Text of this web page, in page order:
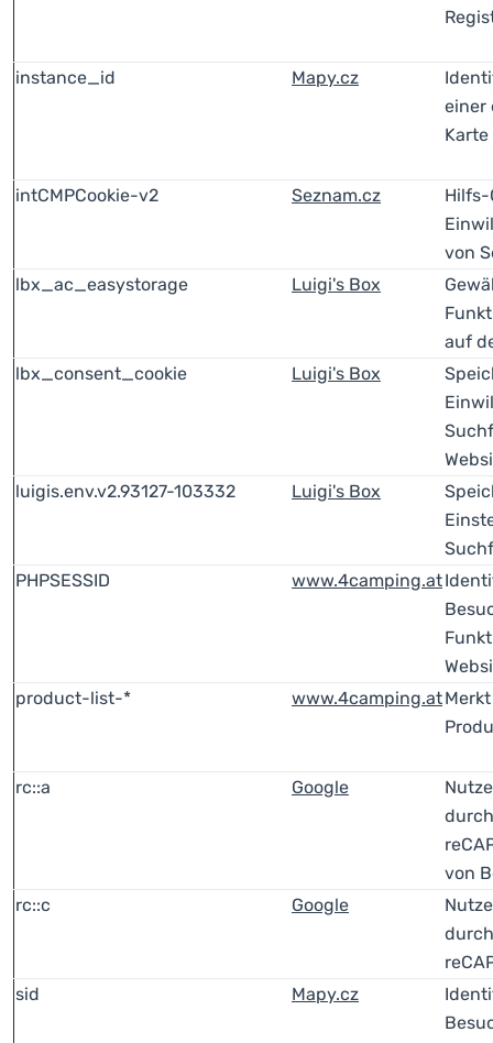
instance_id Mapy.cz
einer
Karte
intCMPCookie-v2 Seznam.cz
Hilfs-
von
lbx_ac_easystorage
Luigi's Box
auf
lbx_consent_cookie
Luigi's Box
luigis.env.v2.93127-103332
Luigi's Box
PHPSESSID
www.4camping.at
product-list-*
www.4camping.at
rc::a Google
von
rc::c
Google
sid
Mapy.cz